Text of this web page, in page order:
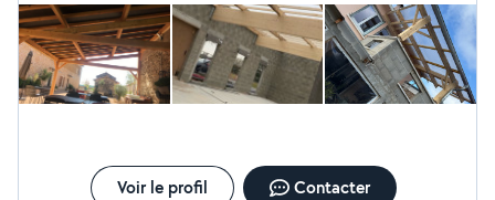
Voir le profil Contacter